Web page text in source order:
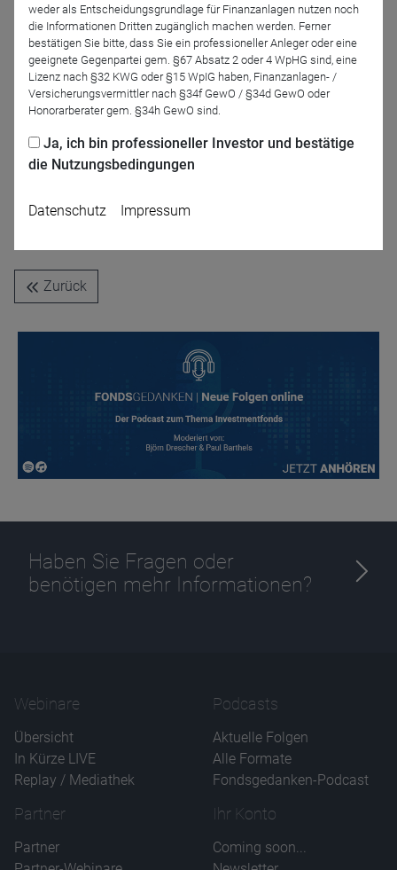
Moderation
Paul Barthels
Zurück
Haben Sie Fragen oder
benötigen mehr Informationen?
Webinare
Übersicht
In Kürze LIVE
Replay / Mediathek
Podcasts
Aktuelle Folgen
Alle Formate
Fondsgedanken-Podcast
Partner
Partner
Ihr Konto
Coming soon...
weder als Entscheidungsgrundlage für Finanzanlagen nutzen noch
die Informationen Dritten zugänglich machen werden. Ferner
bestätigen Sie bitte, dass Sie ein professioneller Anleger oder eine
geeignete Gegenpartei gem. §67 Absatz 2 oder 4 WpHG sind, eine
Lizenz nach §32 KWG oder §15 WpIG haben, Finanzanlagen- /
Versicherungsvermittler nach §34f GewO / §34d GewO oder
Honorarberater gem. §34h GewO sind.
Ja, ich bin professioneller Investor und bestätige
die Nutzungsbedingungen
Datenschutz Impressum
D&C